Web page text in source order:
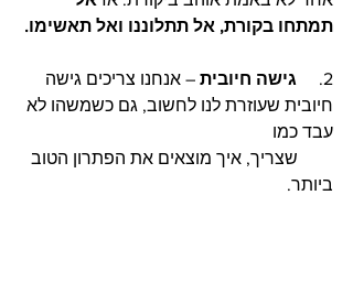
תמתחו בקורת, אל תתלוננו ואל תאשימו.
2. גישה חיובית – אנחנו צריכים גישה
חיובית שעוזרת לנו לחשוב, גם כשמשהו לא
עבד כמו
        שצריך, איך מוצאים את הפתרון הטוב
ביותר.